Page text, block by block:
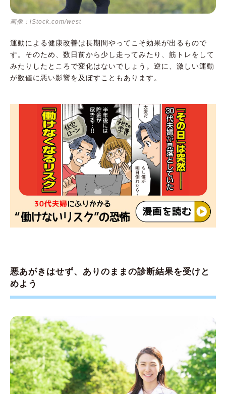
画像：iStock.com/west
運動による健康改善は長期間やってこそ効果が出るもので
す。そのため、数日前から少し走ってみたり、筋トレをして
みたりしたところで変化はないでしょう。逆に、激しい運動
が数値に悪い影響を及ぼすこともあります。
悪あがきはせず、ありのままの診断結果を受けと
めよう